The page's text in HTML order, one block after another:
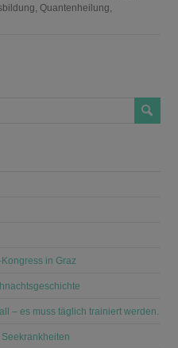
,Quantenheilung,
in Graz
– es muss täglich trainiert werden.